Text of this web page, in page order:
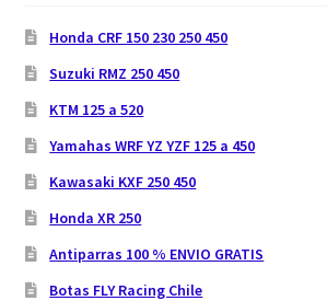
Honda CRF 150 230 250 450
Suzuki RMZ 250 450
KTM 125 a 520
Yamahas WRF YZ YZF 125 a 450
Kawasaki KXF 250 450
Honda XR 250
Antiparras 100 % ENVIO GRATIS
Botas FLY Racing Chile